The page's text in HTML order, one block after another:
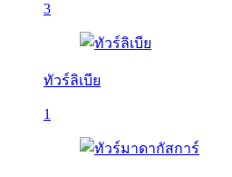
3
ทัวร์ลิเบีย
1